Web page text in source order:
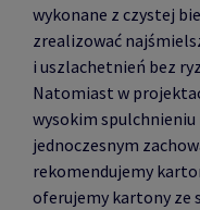
wykonane z czystej
zrealizować
i uszlachetnień bez
Natomiast w
wysokim
jednoczesnym
rekomendujemy
oferujemy kartony ze